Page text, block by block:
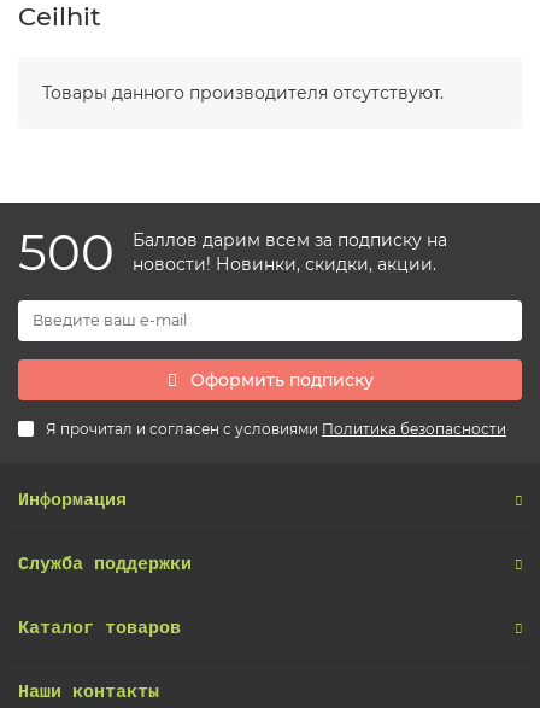
Ceilhit
Товары данного производителя отсутствуют.
500
Баллов дарим всем за подписку на
новости! Новинки, скидки, акции.
Оформить подписку
Я прочитал и согласен с условиями Политика безопасности
Информация
Служба поддержки
Каталог товаров
Наши контакты